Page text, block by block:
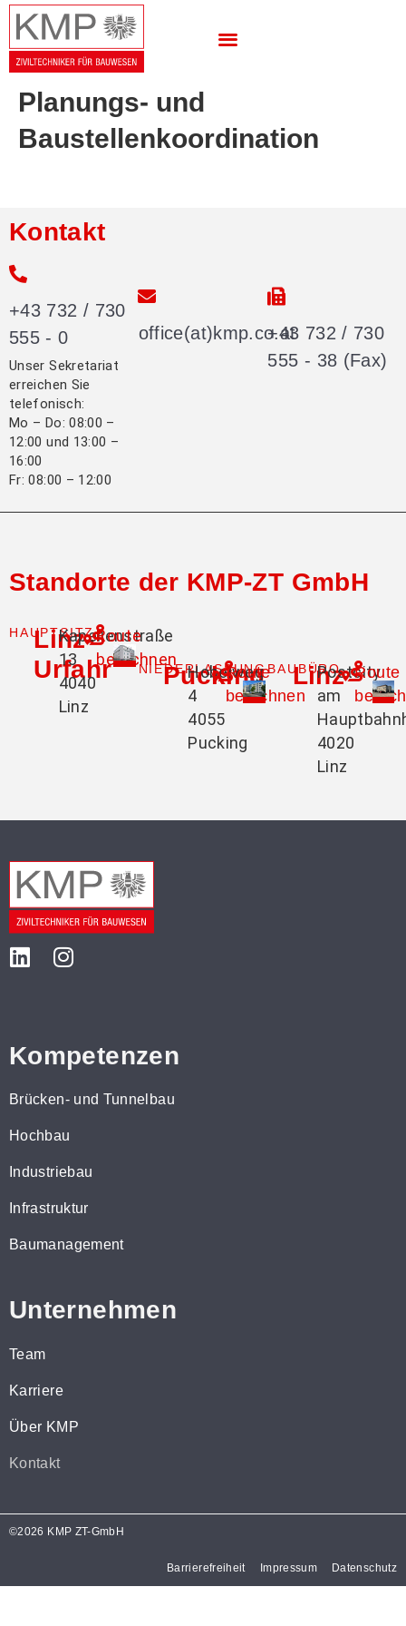
Planungs- und
Baustellenkoordination
Kontakt
+43 732 / 730
555 - 0
Unser Sekretariat
erreichen Sie
telefonisch:
Mo – Do: 08:00 –
12:00 und 13:00 –
16:00
Fr: 08:00 – 12:00
office(at)kmp.co.at+43 732 / 730
555 - 38 (Fax)
Standorte der KMP-ZT GmbH
HAUPTSITZ
Linz-
Urfahr
Kapellenstraße
13
4040
Linz
Route
berechnenNIEDERLASSUNG
Pucking
Hobelweg
4
4055
Pucking
Route
berechnen
BAUBÜRO
LinzPostcity
am
4020
Linz
Route
Kompetenzen
Brücken- und Tunnelbau
Hochbau
Industriebau
Infrastruktur
Baumanagement
Unternehmen
Team
Karriere
Über KMP
Kontakt
©2026 KMP ZT-GmbH
Barrierefreiheit Impressum Datenschutz